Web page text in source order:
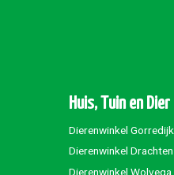
Huis, Tuin en Dier
Dierenwinkel Gorredijk
Dierenwinkel Drachten
Dierenwinkel Wolvega